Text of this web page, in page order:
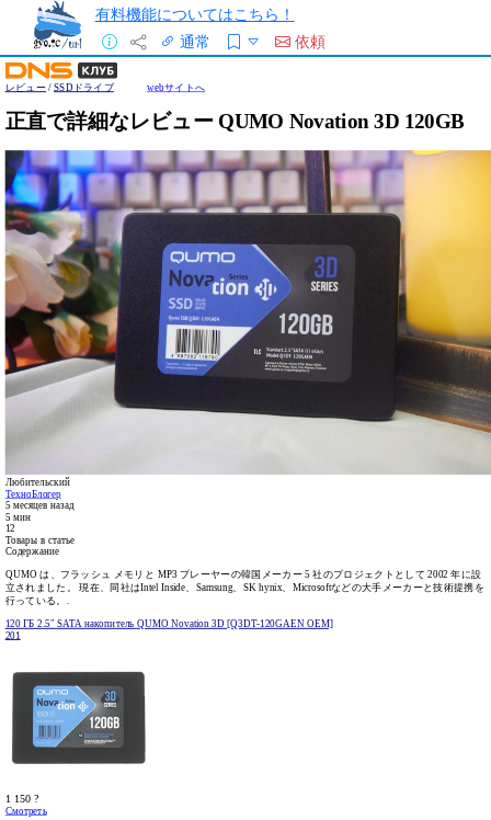
有料機能についてはこちら！
通常
依頼